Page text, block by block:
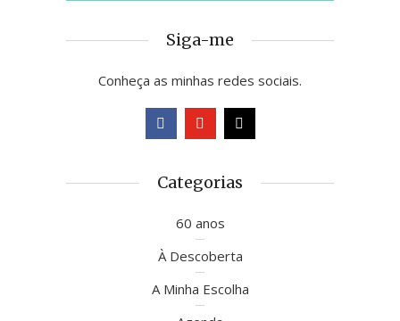
Siga-me
Conheça as minhas redes sociais.
Categorias
60 anos
À Descoberta
A Minha Escolha